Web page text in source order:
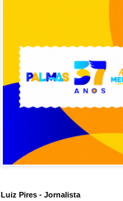
Luiz Pires - Jornalista